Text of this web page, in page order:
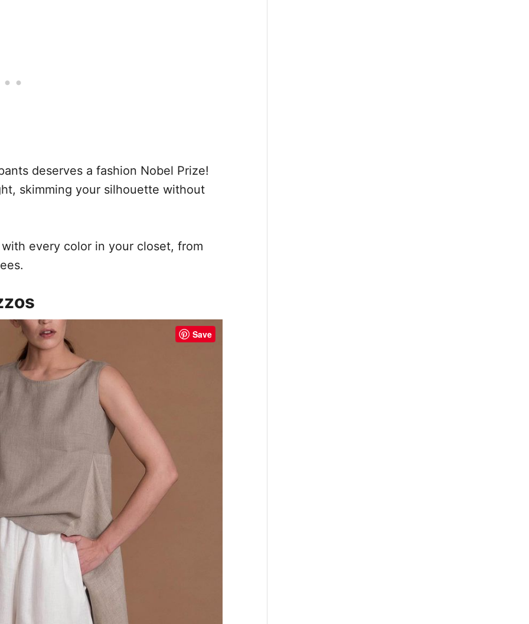
deserves a fashion Nobel Prize!
skimming your silhouette without
every color in your closet, from
Save